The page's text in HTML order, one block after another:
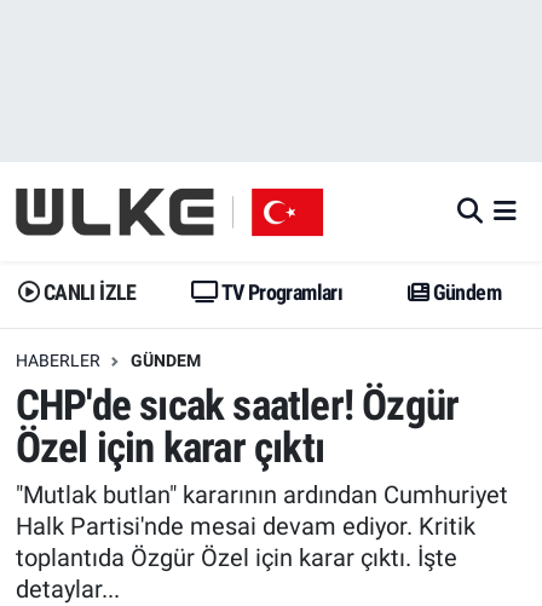
CANLI İZLE TV Programları Gündem
HABERLER GÜNDEM
CHP'de sıcak saatler! Özgür
Özel için karar çıktı
"Mutlak butlan" kararının ardından Cumhuriyet
Halk Partisi'nde mesai devam ediyor. Kritik
toplantıda Özgür Özel için karar çıktı. İşte
detaylar...
Gündem
Dünya
Erişim Bilgileri
Ekonomi
Trend
Özel Haberler
Gündem
Trend
Erişim Bilgileri
Spor
Ekonomi
Dünya
İstanbul Namaz Vakitleri
Trafik Durumu
Erişim Bilgileri
Tüm Manşetler
Son Dakika Haberleri
Haber Arşivi